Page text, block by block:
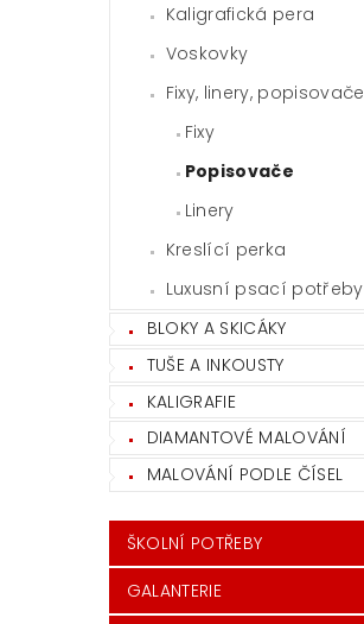
Kaligrafická pera
Voskovky
Fixy, linery, popisovače
Fixy
Popisovače
Linery
Kreslící perka
Luxusní psací potřeby
BLOKY A SKICÁKY
TUŠE A INKOUSTY
KALIGRAFIE
DIAMANTOVÉ MALOVÁNÍ
MALOVÁNÍ PODLE ČÍSEL
ŠKOLNÍ POTŘEBY
GALANTERIE